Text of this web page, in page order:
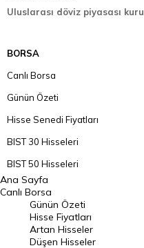
Uluslarası döviz piyasası kuru
BORSA
Canlı Borsa
Günün Özeti
Hisse Senedi Fiyatları
BIST 30 Hisseleri
BIST 50 Hisseleri
BIST 100 Hisseleri
En Çok Artan Hisseler
En Çok Düşen Hisseler
Ana Sayfa
Canlı Borsa
Günün Özeti
Hisse Fiyatları
Artan Hisseler
Düşen Hisseler